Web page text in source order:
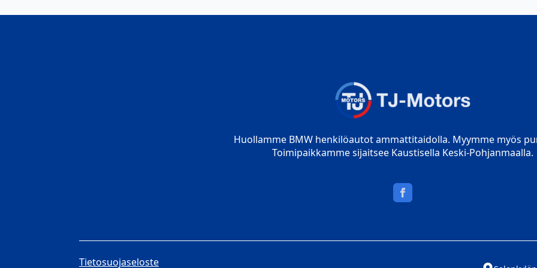
Huollamme BMW henkilöautot ammattitaidolla. Myymme myös
Toimipaikkamme sijaitsee Kaustisella Keski-Pohjanmaalla.
Tietosuojaseloste